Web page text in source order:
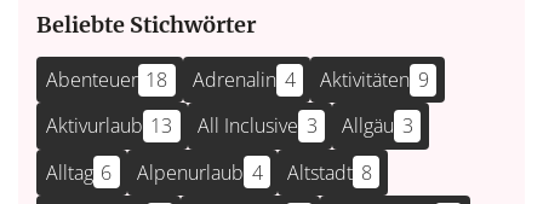
Beliebte Stichwörter
Abenteuer 18 Adrenalin 4 Aktivitäten 9
Aktivurlaub 13 All Inclusive 3 Allgäu 3
Alltag 6 Alpenurlaub 4 Altstadt 8